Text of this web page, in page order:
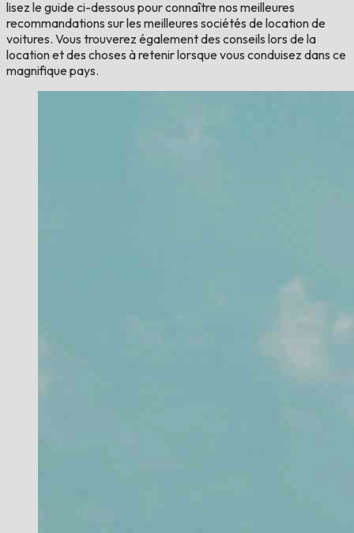
lisez le guide ci-dessous pour connaître nos meilleures
recommandations sur les meilleures sociétés de location de
voitures. Vous trouverez également des conseils lors de la
location et des choses à retenir lorsque vous conduisez dans ce
magnifique pays.